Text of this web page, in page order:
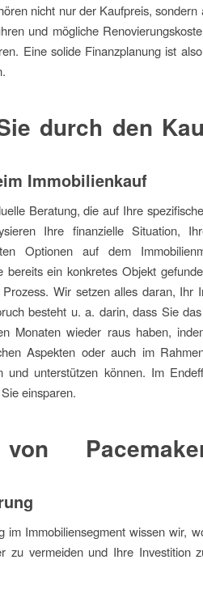
nicht nur der Kaufpreis, sondern
und mögliche
Eine solide Finanzplanung ist
durch den
Immobilienkauf
Beratung, die auf Ihre
Ihre finanzielle Situation,
Optionen auf dem
ein konkretes Objekt
Wir setzen alles daran, Ihr
besteht u. a. darin, dass Sie
Monaten wieder raus haben,
Aspekten oder auch im
und unterstützen können. Im
einsparen.
im Immobiliensegment wissen wir,
zu vermeiden und Ihre Investition